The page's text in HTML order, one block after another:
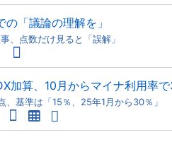
「議論の理解を」
、点数だけ見ると「誤解」
加算、10月からマイナ利用率
、基準は「15％、25年1月から30％」